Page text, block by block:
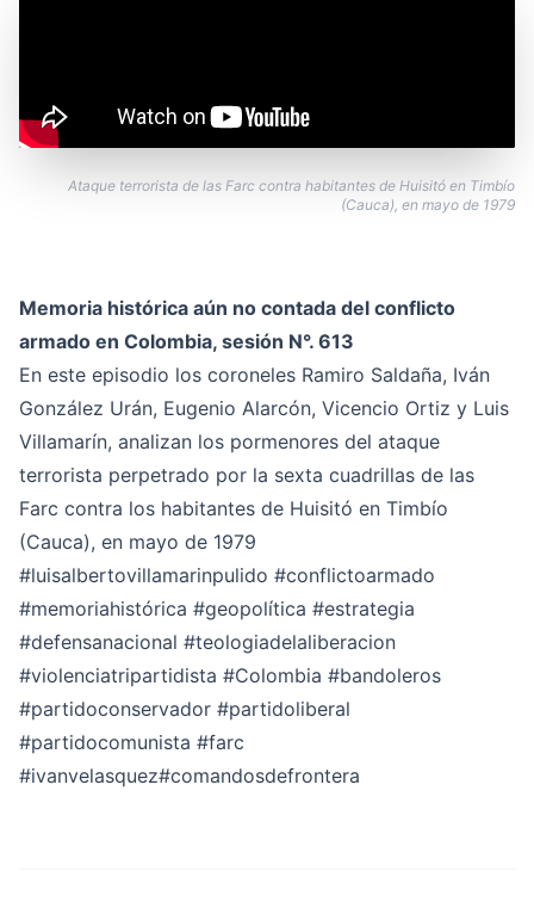
Ataque terrorista de las Farc contra habitantes de Huisitó en Timbío
(Cauca), en mayo de 1979
Memoria histórica aún no contada del conflicto
armado en Colombia, sesión N°. 613
En este episodio los coroneles Ramiro Saldaña, Iván
González Urán, Eugenio Alarcón, Vicencio Ortiz y Luis
Villamarín, analizan los pormenores del ataque
terrorista perpetrado por la sexta cuadrillas de las
Farc contra los habitantes de Huisitó en Timbío
(Cauca), en mayo de 1979
#luisalbertovillamarinpulido #conflictoarmado
#memoriahistórica #geopolítica #estrategia
#defensanacional #teologiadelaliberacion
#violenciatripartidista #Colombia #bandoleros
#partidoconservador #partidoliberal
#partidocomunista #farc
#ivanvelasquez#comandosdefrontera